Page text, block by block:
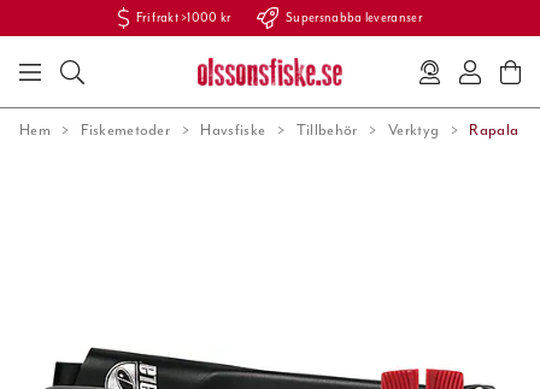
Fri frakt >1000 kr Supersnabba leveranser
Hem Fiskemetoder Havsfiske Tillbehör Verktyg Rapala